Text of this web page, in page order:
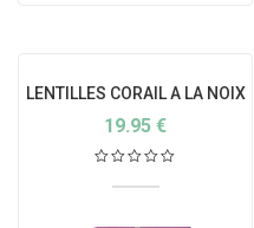
LENTILLES CORAIL A LA NOIX
DE COCO
19.95 €